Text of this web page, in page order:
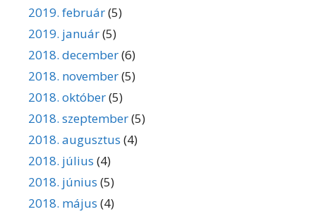
2019. február(5)
2019. január(5)
2018. december(6)
2018. november(5)
2018. október(5)
2018. szeptember(5)
2018. augusztus (4)
2018. július (4)
2018. június (5)
2018. május (4)